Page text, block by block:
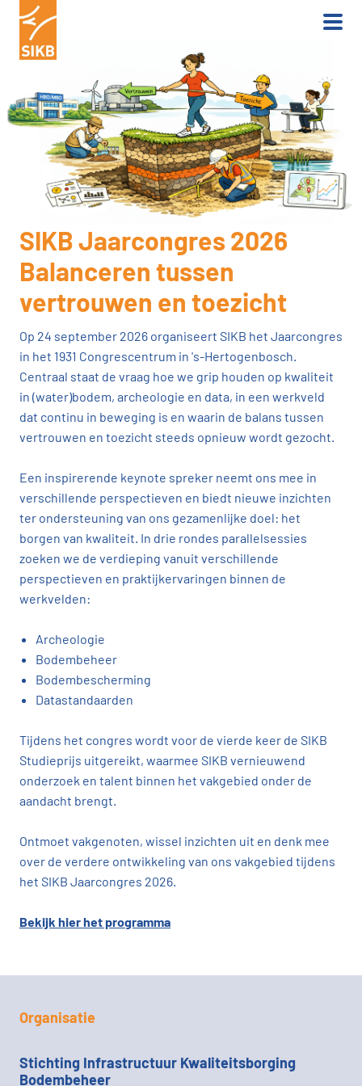
SIKB Jaarcongres 2026
Balanceren tussen
vertrouwen en toezicht
Op 24 september 2026 organiseert SIKB het Jaarcongres
in het 1931 Congrescentrum in 's-Hertogenbosch.
Centraal staat de vraag hoe we grip houden op kwaliteit
in (water)bodem, archeologie en data, in een werkveld
dat continu in beweging is en waarin de balans tussen
vertrouwen en toezicht steeds opnieuw wordt gezocht.
Een inspirerende keynote spreker neemt ons mee in
verschillende perspectieven en biedt nieuwe inzichten
ter ondersteuning van ons gezamenlijke doel: het
borgen van kwaliteit. In drie rondes parallelsessies
zoeken we de verdieping vanuit verschillende
perspectieven en praktijkervaringen binnen de
werkvelden:
Archeologie
Bodembeheer
Bodembescherming
Datastandaarden
Tijdens het congres wordt voor de vierde keer de SIKB
Studieprijs uitgereikt, waarmee SIKB vernieuwend
onderzoek en talent binnen het vakgebied onder de
aandacht brengt.
Ontmoet vakgenoten, wissel inzichten uit en denk mee
over de verdere ontwikkeling van ons vakgebied tijdens
het SIKB Jaarcongres 2026.
Bekijk hier het programma
Organisatie
Stichting Infrastructuur Kwaliteitsborging
Bodembeheer